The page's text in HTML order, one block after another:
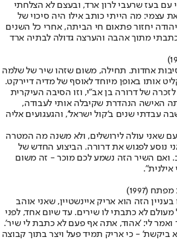
בעז שרעבי לרון ארד, ובעצם לא הצלחתי
עצמי: מה הייתי כותב אילו היה סיכוי של
יחזור פתאום חי הביתה, אחרי כל השנים
מתוך אהבה והערצה גדולה לבתיה ארד
אחדות. תחילה, משום שזהו שיר של שלמה
אותו באופן מיוחד לאוסף של מדיה דיירקט.
של דרורה בן אב"י, וזו הסיבה העיקרית
האישה הנהדרת שקיבלה אותי לעבודה,
עבדתי שנים ב'קול ישראל', והגעגועים אליה
שאני עולה לירושלים, ולא משנה מה המטרה
נוסע לפגוש את דרורה. הביצוע החדש של
ואם השיר הזה נשמע לכם מוכר - זה משום
(1997)
הזה הוא אריק איינשטיין, שאני אוהב
לא כתבתי לו שירים. עד שיום אחד, לפני
לי: 'אהוד, אתה אף פעם לא כתבת לי שיר'.
ביקשת' - כי אריק תמיד פעל ויצר בתוך קבוצה